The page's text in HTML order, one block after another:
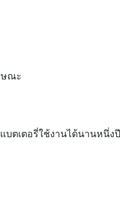
ษณะ
บตเตอรี่ใช้งานได้นานหนึ่งปี